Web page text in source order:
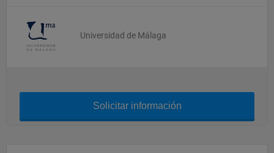
Universidad de Málaga
Solicitar información